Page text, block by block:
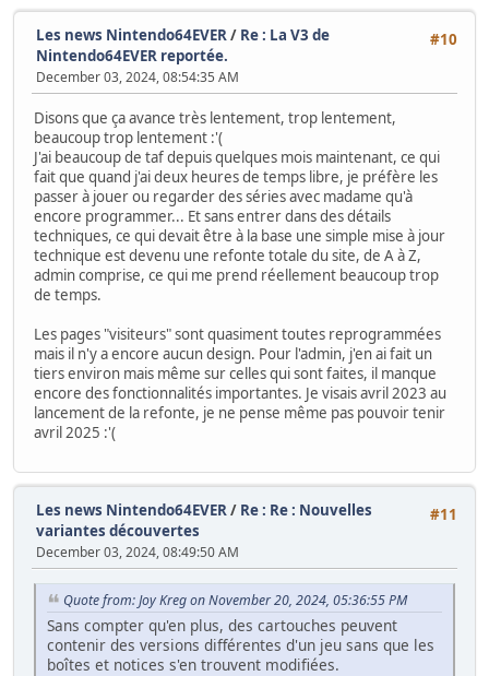
#10
Les news Nintendo64EVER/ Re : La V3 de
Nintendo64EVER reportée.
December 03, 2024, 08:54:35 AM
Disons que ça avance très lentement, trop lentement,
beaucoup trop lentement :'(
J'ai beaucoup de taf depuis quelques mois maintenant, ce qui
fait que quand j'ai deux heures de temps libre, je préfère les
passer à jouer ou regarder des séries avec madame qu'à
encore programmer... Et sans entrer dans des détails
techniques, ce qui devait être à la base une simple mise à jour
technique est devenu une refonte totale du site, de A à Z,
admin comprise, ce qui me prend réellement beaucoup trop
de temps.
Les pages "visiteurs" sont quasiment toutes reprogrammées
mais il n'y a encore aucun design. Pour l'admin, j'en ai fait un
tiers environ mais même sur celles qui sont faites, il manque
encore des fonctionnalités importantes. Je visais avril 2023 au
lancement de la refonte, je ne pense même pas pouvoir tenir
avril 2025 :'(
#11
Les news Nintendo64EVER / Re : Re : Nouvelles
variantes découvertes
December 03, 2024, 08:49:50 AM
Quote from: Joy Kreg on November 20, 2024, 05:36:55 PM
Sans compter qu'en plus, des cartouches peuvent
contenir des versions différentes d'un jeu sans que les
boîtes et notices s'en trouvent modifiées.